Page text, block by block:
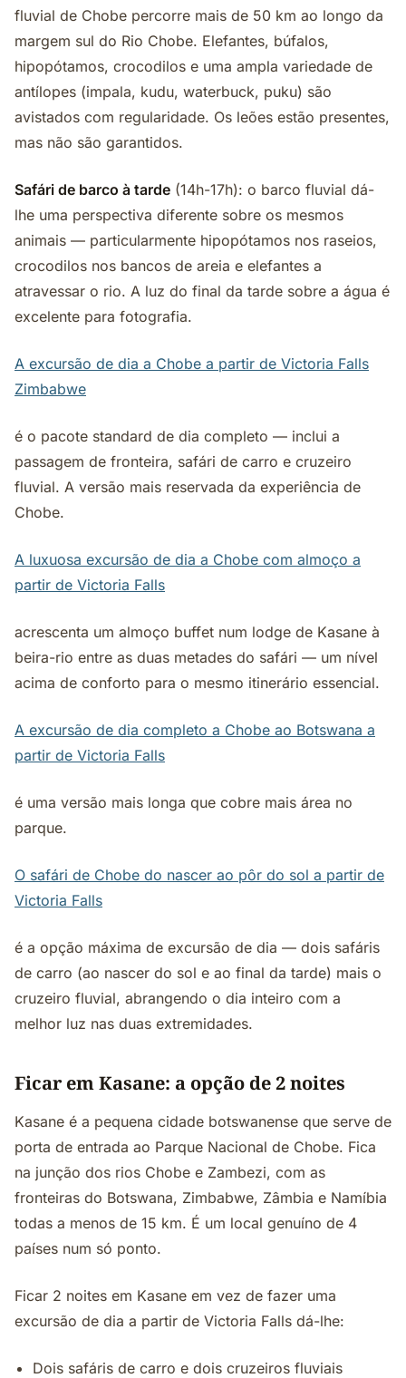
fluvial de Chobe percorre mais de 50 km ao longo da
margem sul do Rio Chobe. Elefantes, búfalos,
hipopótamos, crocodilos e uma ampla variedade de
antílopes (impala, kudu, waterbuck, puku) são
avistados com regularidade. Os leões estão presentes,
mas não são garantidos.
Safári de barco à tarde (14h-17h): o barco fluvial dá-
lhe uma perspectiva diferente sobre os mesmos
animais — particularmente hipopótamos nos raseios,
crocodilos nos bancos de areia e elefantes a
atravessar o rio. A luz do final da tarde sobre a água é
excelente para fotografia.
A excursão de dia a Chobe a partir de Victoria Falls
Zimbabwe
é o pacote standard de dia completo — inclui a
passagem de fronteira, safári de carro e cruzeiro
fluvial. A versão mais reservada da experiência de
Chobe.
A luxuosa excursão de dia a Chobe com almoço a
partir de Victoria Falls
acrescenta um almoço buffet num lodge de Kasane à
beira-rio entre as duas metades do safári — um nível
acima de conforto para o mesmo itinerário essencial.
A excursão de dia completo a Chobe ao Botswana a
partir de Victoria Falls
é uma versão mais longa que cobre mais área no
parque.
O safári de Chobe do nascer ao pôr do sol a partir de
Victoria Falls
é a opção máxima de excursão de dia — dois safáris
de carro (ao nascer do sol e ao final da tarde) mais o
cruzeiro fluvial, abrangendo o dia inteiro com a
melhor luz nas duas extremidades.
Ficar em Kasane: a opção de 2 noites
Kasane é a pequena cidade botswanense que serve de
porta de entrada ao Parque Nacional de Chobe. Fica
na junção dos rios Chobe e Zambezi, com as
fronteiras do Botswana, Zimbabwe, Zâmbia e Namíbia
todas a menos de 15 km. É um local genuíno de 4
países num só ponto.
Ficar 2 noites em Kasane em vez de fazer uma
excursão de dia a partir de Victoria Falls dá-lhe:
Dois safáris de carro e dois cruzeiros fluviais